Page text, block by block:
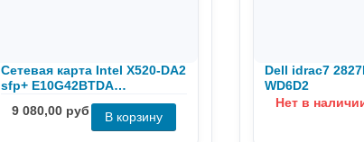
Сетевая карта Intel Х520-DA2
sfр+ E10G42BTDA
E10G42BTDABLK
9 080,00 руб
Dell idrac7
WD6D2
Нет в